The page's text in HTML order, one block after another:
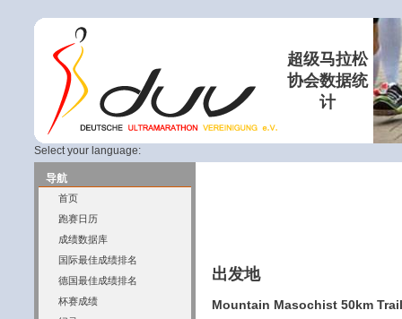
超级马拉松
协会数据统
计
Select your language:
导航
首页
跑赛日历
成绩数据库
国际最佳成绩排名
德国最佳成绩排名
杯赛成绩
出发地
Mountain Masochist 50km